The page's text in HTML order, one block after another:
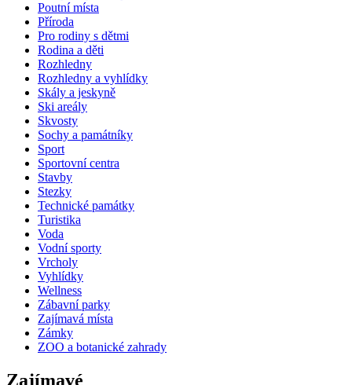
Poutní místa
Příroda
Pro rodiny s dětmi
Rodina a děti
Rozhledny
Rozhledny a vyhlídky
Skály a jeskyně
Ski areály
Skvosty
Sochy a památníky
Sport
Sportovní centra
Stavby
Stezky
Technické památky
Turistika
Voda
Vodní sporty
Vrcholy
Vyhlídky
Wellness
Zábavní parky
Zajímavá místa
Zámky
ZOO a botanické zahrady
Zajímavé